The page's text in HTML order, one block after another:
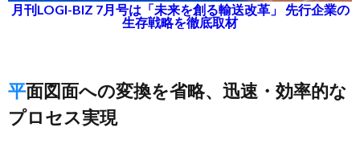
月刊LOGI-BIZ 7月号は「未来を創る輸送改革」 先行企業の
生存戦略を徹底取材
平面図面への変換を省略、迅速・効率的な
プロセス実現